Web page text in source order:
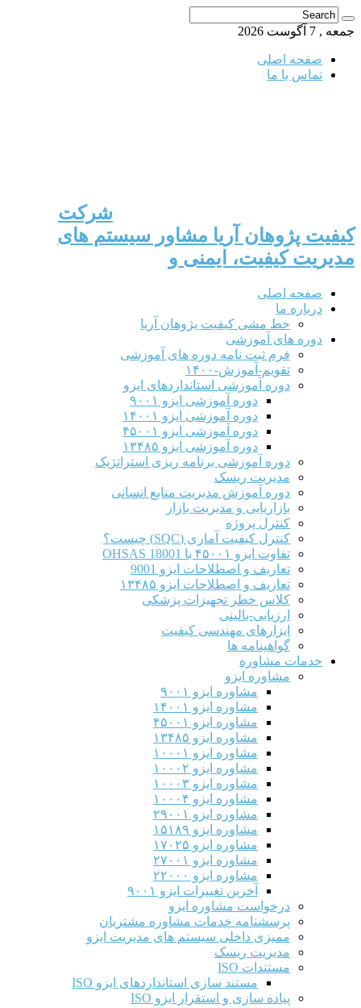
جمعه , 7 آگوست 2026
صفحه اصلی
تماس با ما
شرکت
کیفیت پژوهان آریا مشاور سیستم های
مدیریت کیفیت، ایمنی و
صفحه اصلی
درباره ما
خط مشی کیفیت پژوهان آریا
دوره های آموزشی
فرم ثبت نامه دوره های آموزشی
تقویم-آموزش-۱۴۰۰
دوره آموزشی استانداردهای ایزو
دوره آموزشی ایزو ۹۰۰۱
دوره آموزشی ایزو ۱۴۰۰۱
دوره آموزشی ایزو ۴۵۰۰۱
دوره آموزشی ایزو ۱۳۴۸۵
دوره آموزشی برنامه ریزی استراتژیک
مدیریت ریسک
دوره آموزش مدیریت منابع انسانی
بازاریابی و مدیریت بازار
کنترل پروژه
کنترل کیفیت آماری (SQC) چیست؟
تفاوت ایزو ۴۵۰۰۱ با OHSAS 18001
تعاریف و اصطلاحات ایزو 9001
تعاریف و اصطلاحات ایزو ۱۳۴۸۵
کلاس خطر تجهیزات پزشکی
ارزیابی-بالینی
ابزارهای مهندسی کیفیت
گواهینامه ها
خدمات مشاوره
مشاوره ایزو
مشاوره ایزو ۹۰۰۱
مشاوره ایزو ۱۴۰۰۱
مشاوره ایزو ۴۵۰۰۱
مشاوره ایزو ۱۳۴۸۵
مشاوره ایزو ۱۰۰۰۱
مشاوره ایزو ۱۰۰۰۲
مشاوره ایزو ۱۰۰۰۳
مشاوره ایزو ۱۰۰۰۴
مشاوره ایزو ۲۹۰۰۱
مشاوره ایزو ۱۵۱۸۹
مشاوره ایزو ۱۷۰۲۵
مشاوره ایزو ۲۷۰۰۱
مشاوره ایزو ۲۲۰۰۰
آخرین تغییرات ایزو ۹۰۰۱
درخواست مشاوره ایزو
پرسشنامه خدمات مشاوره مشتریان
ممیزی داخلی سیستم های مدیریت ایزو
مدیریت ریسک
مستندات ISO
مستند سازی استانداردهای ایزو ISO
پیاده سازی و استقرار ایزو ISO